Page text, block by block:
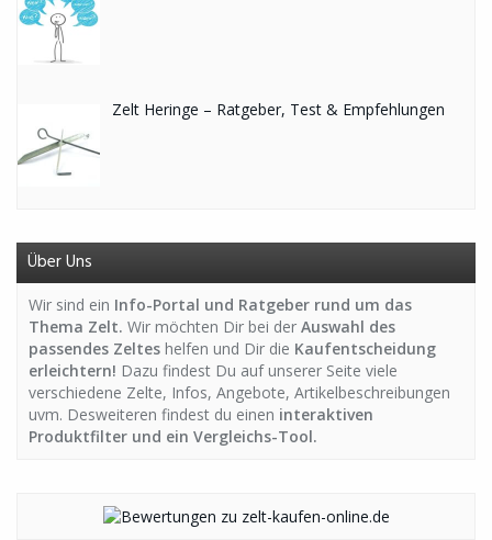
Zelt Heringe – Ratgeber, Test & Empfehlungen
Über Uns
Wir sind ein Info-Portal und Ratgeber rund um das
Thema Zelt. Wir möchten Dir bei der Auswahl des
passendes Zeltes helfen und Dir die Kaufentscheidung
erleichtern! Dazu findest Du auf unserer Seite viele
verschiedene Zelte, Infos, Angebote, Artikelbeschreibungen
uvm. Desweiteren findest du einen interaktiven
Produktfilter und ein Vergleichs-Tool.